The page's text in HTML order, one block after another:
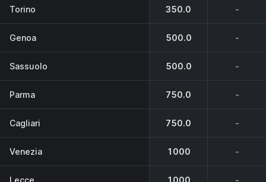
Torino 350.0 -
Genoa 500.0 -
Sassuolo 500.0 -
Parma 750.0 -
Cagliari 750.0 -
Venezia 1000 -
Lecce 1000 -